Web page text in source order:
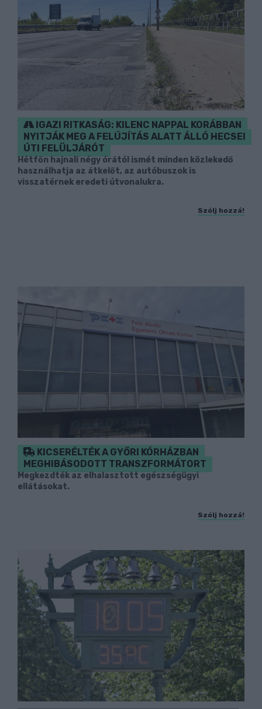
IGAZI RITKASÁG: KILENC NAPPAL KORÁBBAN
NYITJÁK MEG A FELÚJÍTÁS ALATT ÁLLÓ HECSEI
ÚTI FELÜLJÁRÓT
Hétfőn hajnali négy órától ismét minden közlekedő
használhatja az átkelőt, az autóbuszok is
visszatérnek eredeti útvonalukra.
Szólj hozzá!
KICSERÉLTÉK A GYŐRI KÓRHÁZBAN
MEGHIBÁSODOTT TRANSZFORMÁTORT
Megkezdték az elhalasztott egészségügyi
ellátásokat.
Szólj hozzá!